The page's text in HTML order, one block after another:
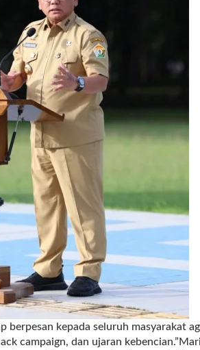
berpesan kepada seluruh masyarakat
campaign, dan ujaran